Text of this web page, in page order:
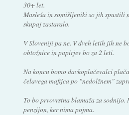
30+ let.
Masleša in somišljeniki so jih spustili
skupaj zastaralo.
V Sloveniji pa ne. V dveh letih jih ne
obtožnice in papirjev bo za 2 leti.
Na koncu bomo davkoplačevalci
čelavega mafijca po "nedolžnem"
To bo prvovrstna blamaža za sodnijo.
penzijon, ker nima pojma.